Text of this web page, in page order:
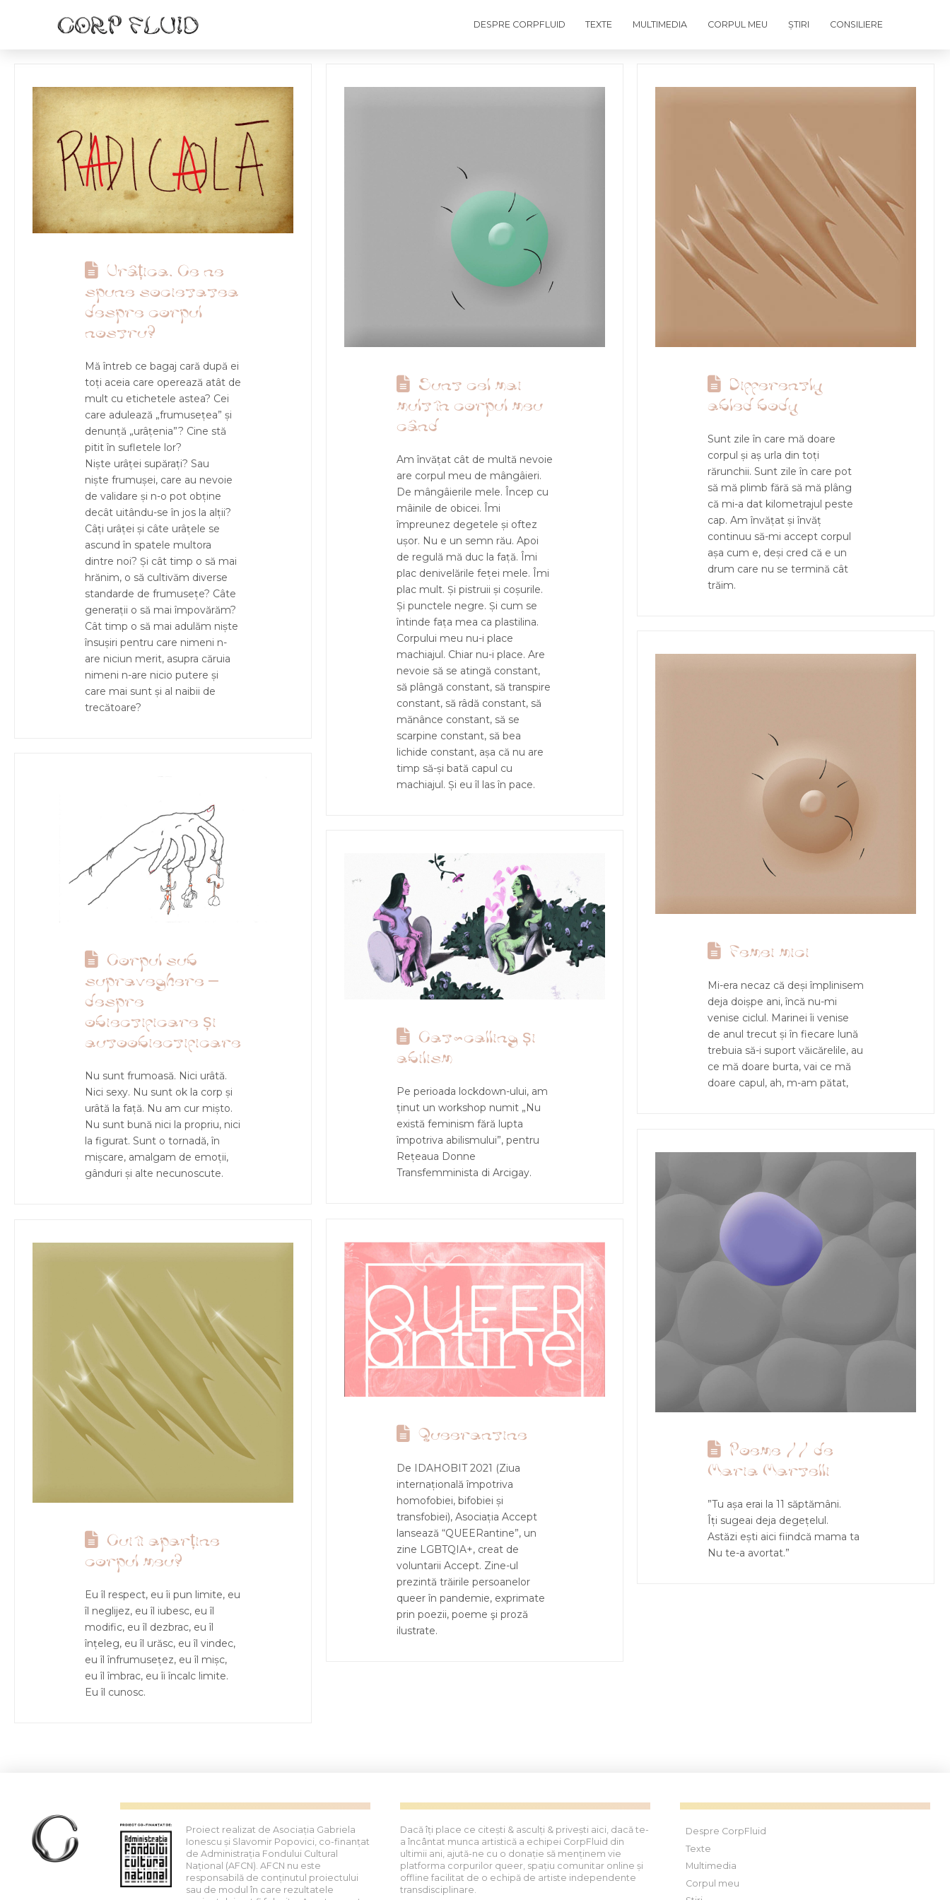
DESPRE CORPFLUID TEXTE MULTIMEDIA CORPUL MEU ȘTIRI CONSILIERE
Urâțica. Ce ne
spune societatea
despre corpul
nostru?
Mă întreb ce bagaj cară după ei
toți aceia care operează atât de
mult cu etichetele astea? Cei
care adulează „frumusețea” și
denunță „urâțenia”? Cine stă
pitit în sufletele lor?
Niște urâței supărați? Sau
niște frumușei, care au nevoie
de validare și n-o pot obține
decât uitându-se în jos la alții?
Câți urâței și câte urâțele se
ascund în spatele multora
dintre noi? Și cât timp o să mai
hrănim, o să cultivăm diverse
standarde de frumusețe? Câte
generații o să mai împovărăm?
Cât timp o să mai adulăm niște
însușiri pentru care nimeni n-
are niciun merit, asupra căruia
nimeni n-are nicio putere și
care mai sunt și al naibii de
trecătoare?
Sunt cel mai
mult în corpul meu
când
Am învățat cât de multă nevoie
are corpul meu de mângâieri.
De mângâierile mele. Încep cu
mâinile de obicei. Îmi
împreunez degetele și oftez
ușor. Nu e un semn rău. Apoi
de regulă mă duc la față. Îmi
plac denivelările feței mele. Îmi
plac mult. Și pistruii și coșurile.
Și punctele negre. Și cum se
întinde fața mea ca plastilina.
Corpului meu nu-i place
machiajul. Chiar nu-i place. Are
nevoie să se atingă constant,
să plângă constant, să transpire
constant, să râdă constant, să
mănânce constant, să se
scarpine constant, să bea
lichide constant, așa că nu are
timp să-și bată capul cu
machiajul. Și eu îl las în pace.
Differently
abled body
Sunt zile în care mă doare
corpul și aș urla din toți
rărunchii. Sunt zile în care pot
să mă plimb fără să mă plâng
că mi-a dat kilometrajul peste
cap. Am învățat și învăț
continuu să-mi accept corpul
așa cum e, deși cred că e un
drum care nu se termină cât
trăim.
Femei mici
Mi-era necaz că deși împlinisem
deja doișpe ani, încă nu-mi
venise ciclul. Marinei îi venise
de anul trecut și în fiecare lună
trebuia să-i suport văicărelile, au
ce mă doare burta, vai ce mă
doare capul, ah, m-am pătat,
Corpul sub
supraveghere –
despre
obiectificare și
autoobiectificare
Nu sunt frumoasă. Nici urâtă.
Nici sexy. Nu sunt ok la corp și
urâtă la față. Nu am cur mișto.
Nu sunt bună nici la propriu, nici
la figurat. Sunt o tornadă, în
mișcare, amalgam de emoții,
gânduri și alte necunoscute.
Cat-calling și
abilism
Pe perioada lockdown-ului, am
ținut un workshop numit „Nu
există feminism fără lupta
împotriva abilismului”, pentru
Rețeaua Donne
Transfemminista di Arcigay.
Poeme // de
Maria Martelli
”Tu așa erai la 11 săptămâni.
Îți sugeai deja degețelul.
Astăzi ești aici fiindcă mama ta
Nu te-a avortat.”
Queerantine
De IDAHOBIT 2021 (Ziua
internațională împotriva
homofobiei, bifobiei și
transfobiei), Asociația Accept
lansează “QUEERantine”, un
zine LGBTQIA+, creat de
voluntarii Accept. Zine-ul
prezintă trăirile persoanelor
queer în pandemie, exprimate
prin poezii, poeme şi proză
ilustrate.
Cui îi aparține
corpul meu?
Eu îl respect, eu îi pun limite, eu
îl neglijez, eu îl iubesc, eu îl
modific, eu îl dezbrac, eu îl
înțeleg, eu îl urăsc, eu îl vindec,
eu îl înfrumusețez, eu îl mișc,
eu îl îmbrac, eu îi încalc limite.
Eu îl cunosc.
Proiect realizat de Asociația Gabriela
Ionescu și Slavomir Popovici, co-finanțat
de Administrația Fondului Cultural
Național (AFCN). AFCN nu este
responsabilă de conținutul proiectului
sau de modul în care rezultatele
Dacă îți place ce citești & asculți & privești aici, dacă te-
a încântat munca artistică a echipei CorpFluid din
ultimii ani, ajută-ne cu o donație să menținem vie
platforma corpurilor queer, spațiu comunitar online și
offline facilitat de o echipă de artiste independente
transdisciplinare.
Despre CorpFluid
Texte
Multimedia
Corpul meu